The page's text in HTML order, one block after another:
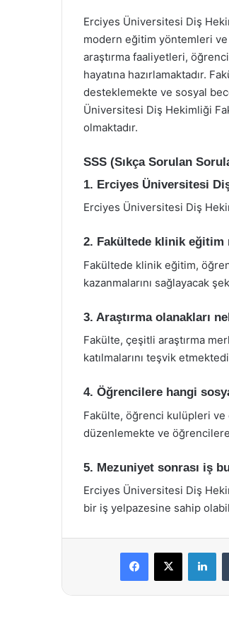
Erciyes Üniversitesi Diş
modern eğitim yöntemleri ve
araştırma faaliyetleri,
hayatına hazırlamaktadır.
desteklemekte ve sosyal
Üniversitesi Diş Hekimliği
olmaktadır.
SSS (Sıkça Sorulan
1. Erciyes Üniversitesi
Erciyes Üniversitesi Diş
2. Fakültede klinik eğitim
Fakültede klinik eğitim,
kazanmalarını sağlayacak
3. Araştırma olanakları
Fakülte, çeşitli araştırma
katılmalarını teşvik
4. Öğrencilere hangi
Fakülte, öğrenci kulüpleri ve
düzenlemekte ve öğrencilere
5. Mezuniyet sonrası iş
Erciyes Üniversitesi Diş
bir iş yelpazesine sahip
Facebook
X